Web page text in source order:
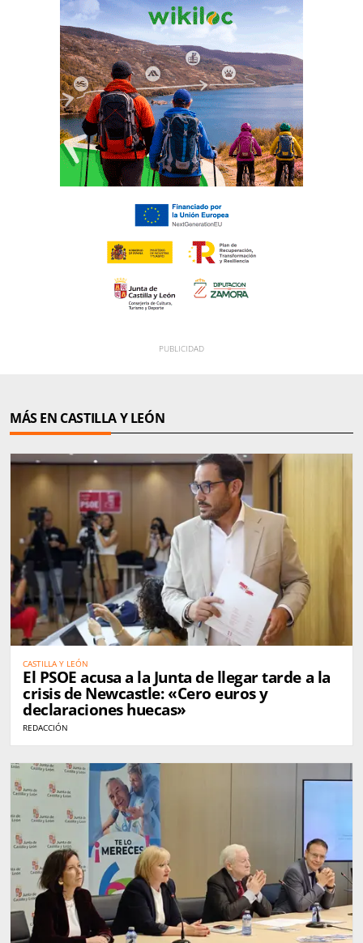
MÁS EN CASTILLA Y LEÓN
CASTILLA Y LEÓN
El PSOE acusa a la Junta de llegar tarde a la
crisis de Newcastle: «Cero euros y
declaraciones huecas»
REDACCIÓN